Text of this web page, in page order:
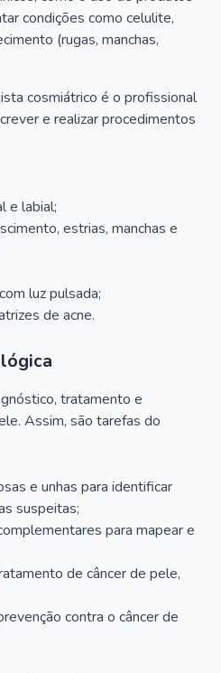
condições como celulite,
(rugas, manchas,
cosmiátrico é o profissional
e realizar procedimentos
e labial;
estrias, manchas e
luz pulsada;
de acne.
tratamento e
Assim, são tarefas do
e unhas para identificar
suspeitas;
para mapear e
de câncer de pele,
contra o câncer de